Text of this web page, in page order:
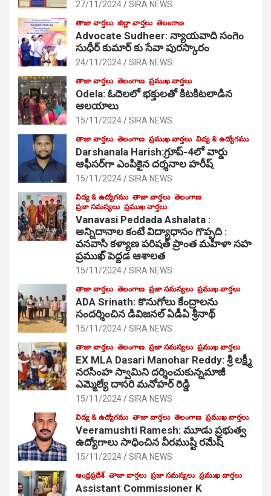
27/11/2024 SIRA NEWS
తాజా వార్తలు జిల్లా వార్తలు తెలంగాణ
Advocate Sudheer: న్యాయవాది సంగెం
సుధీర్ కుమార్ కు సేవా పురస్కారం
24/11/2024 SIRA NEWS
తాజా వార్తలు తెలంగాణ ప్రముఖ వార్తలు
Odela: ఓదెల‌లో భక్తులతో కిటకిటలాడిన
ఆల‌యాలు
15/11/2024 SIRA NEWS
తాజా వార్తలు తెలంగాణ ప్రముఖ వార్తలు విద్య & ఉద్యోగము
Darshanala Harish:గ్రూప్-4లో వార్డు
ఆఫీసర్‌గా ఎంపికైన దర్శనాల హరీష్
15/11/2024 SIRA NEWS
విద్య & ఉద్యోగము తాజా వార్తలు తెలంగాణ
ప్రజా సమస్యలు ప్రముఖ వార్తలు
Vanavasi Peddada Ashalata :
అన్నిదానాల కంటే విద్యాధానం గొప్పది :
వనవాసి కళ్యాణ పరిషత్ ప్రాంత మహిళా సహ
ప్రముఖ్ పెద్దడ ఆశాలత
15/11/2024 SIRA NEWS
తాజా వార్తలు తెలంగాణ ప్రజా సమస్యలు ప్రముఖ వార్తలు
ADA Srinath: కొనుగోలు కేంద్రాల‌ను
సంద‌ర్శించిన డివిజనల్ ఏడీఏ శ్రీనాథ్
15/11/2024 SIRA NEWS
తాజా వార్తలు తెలంగాణ ప్రజా సమస్యలు ప్రముఖ వార్తలు
EX MLA Dasari Manohar Reddy: శ్రీ లక్ష్మీ
నరసింహ స్వామిని దర్శించుకున్నమాజీ
ఎమ్మెల్యే దాసరి మనోహర్ రెడ్డి
15/11/2024 SIRA NEWS
విద్య & ఉద్యోగము తాజా వార్తలు తెలంగాణ ప్రముఖ వార్తలు
Veeramushti Ramesh: మూడు ప్రభుత్వ
ఉద్యోగాలు సాధించిన వీరముష్టి రమేష్
15/11/2024 SIRA NEWS
ఆంధ్రప్రదేశ్ తాజా వార్తలు ప్రజా సమస్యలు ప్రముఖ వార్తలు
Assistant Commissioner K